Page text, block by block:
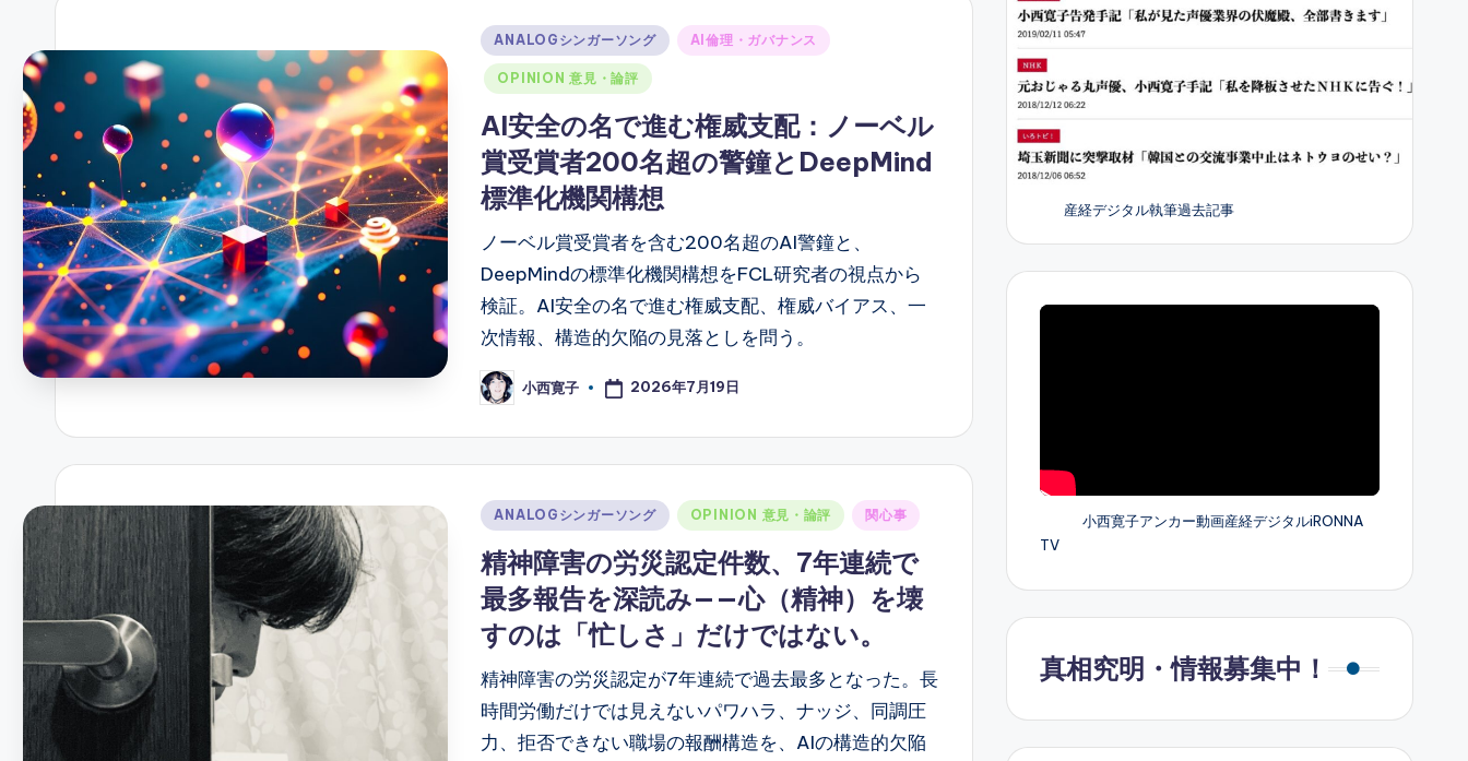
Posted
in
ANALOGシンガーソング AI倫理・ガバナンス
OPINION 意見・論評
AI安全の名で進む権威支配：ノーベル
賞受賞者200名超の警鐘とDeepMind
標準化機関構想
ノーベル賞受賞者を含む200名超のAI警鐘と、
DeepMindの標準化機関構想をFCL研究者の視点から
検証。AI安全の名で進む権威支配、権威バイアス、一
次情報、構造的欠陥の見落としを問う。
Posted
by
小西寛子 2026年7月19日
Posted
ANALOGシンガーソング OPINION 意見・論評 関心事
精神障害の労災認定件数、7年連続で
最多報告を深読み——心（精神）を壊
すのは「忙しさ」だけではない。
精神障害の労災認定が7年連続で過去最多となった。長
時間労働だけでは見えないパワハラ、ナッジ、同調圧
力、拒否できない職場の報酬構造を、AIの構造的欠陥
産経デジタル執筆過去記事
小西寛子アンカー動画産経デジタルiRONNA
TV
真相究明・情報募集中！